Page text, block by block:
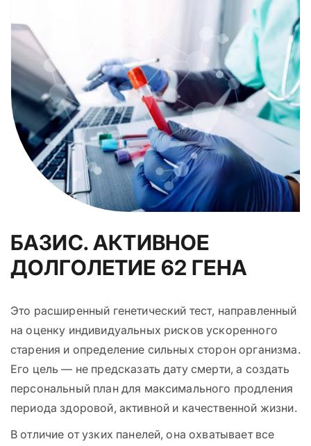
БАЗИС. АКТИВНОЕ
ДОЛГОЛЕТИЕ 62 ГЕНА
Это расширенный генетический тест, направленный
на оценку индивидуальных рисков ускоренного
старения и определение сильных сторон организма.
Его цель — не предсказать дату смерти, а создать
персональный план для максимального продления
периода здоровой, активной и качественной жизни.
В отличие от узких панелей, она охватывает все